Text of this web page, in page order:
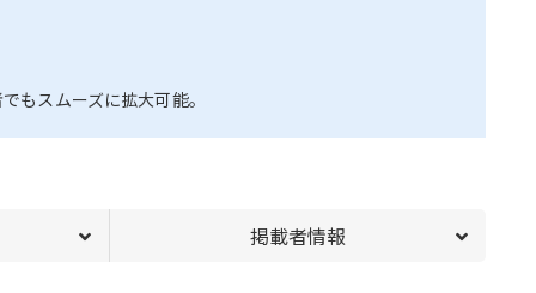
もスムーズに拡大可能。
掲載者情報